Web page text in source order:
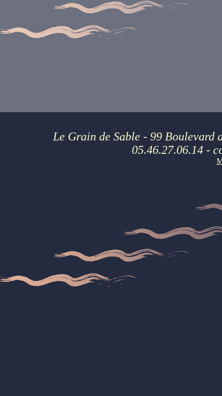
Le Grain de Sable - 99 Boulevard
05.46.27.06.14 -